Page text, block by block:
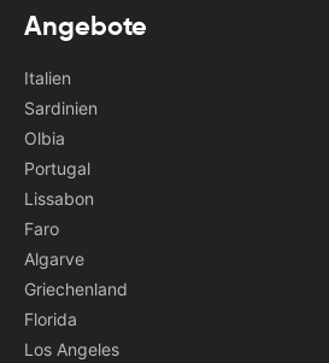
Angebote
Italien
Sardinien
Olbia
Portugal
Lissabon
Faro
Algarve
Griechenland
Florida
Los Angeles